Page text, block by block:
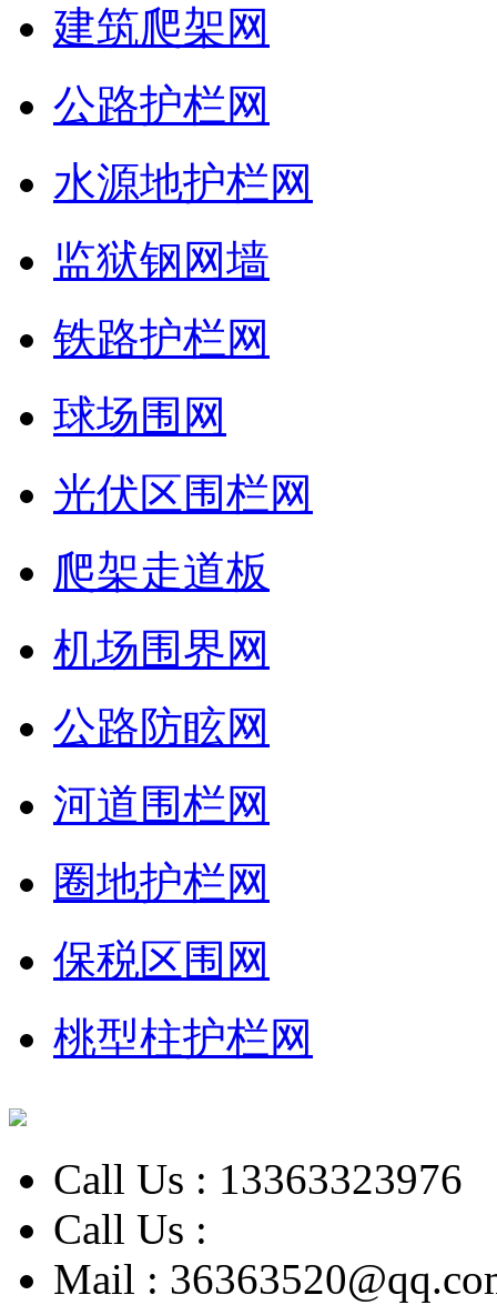
建筑爬架网
公路护栏网
水源地护栏网
监狱钢网墙
铁路护栏网
球场围网
光伏区围栏网
爬架走道板
机场围界网
公路防眩网
河道围栏网
圈地护栏网
保税区围网
桃型柱护栏网
Call Us : 13363323976
Call Us :
Mail :